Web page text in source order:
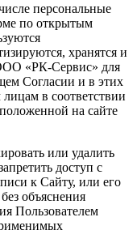
персональные
по открытым
хранятся и
«РК-Сервис» для
Согласии и в этих
в соответствии
на сайте
или удалить
доступ с
к Сайту, или его
объяснения
Пользователем